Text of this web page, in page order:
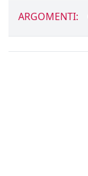
ARGOMENTI: